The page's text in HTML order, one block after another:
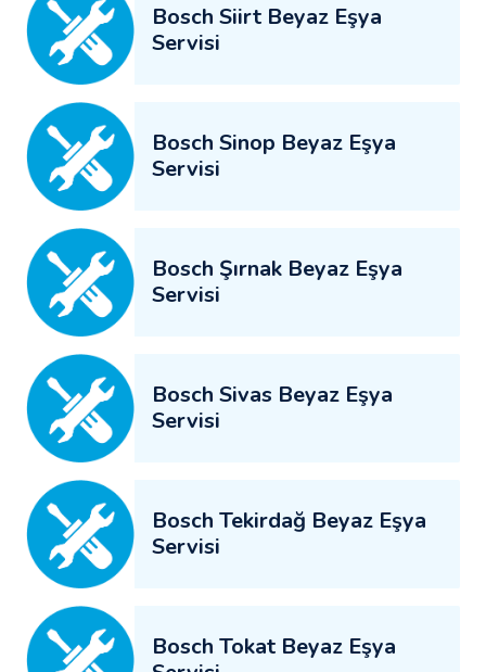
Bosch Siirt Beyaz Eşya
Servisi
Bosch Sinop Beyaz Eşya
Servisi
Bosch Şırnak Beyaz Eşya
Servisi
Bosch Sivas Beyaz Eşya
Servisi
Bosch Tekirdağ Beyaz Eşya
Servisi
Bosch Tokat Beyaz Eşya